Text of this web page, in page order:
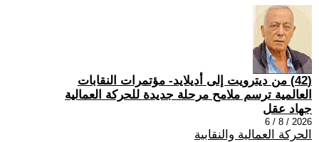
(42) من ديترويت إلى أديلايد- مؤتمرات النقابات
العالمية ترسم ملامح مرحلة جديدة للحركة العمالية
جهاد عقل
2026 / 8 / 6
الحركة العمالية والنقابية